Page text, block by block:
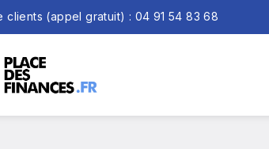
clients (appel gratuit) : 04 91 54 83 68